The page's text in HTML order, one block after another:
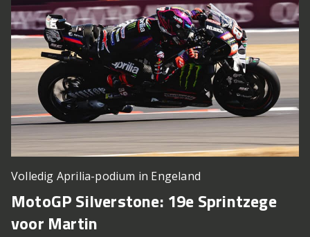
Volledig Aprilia-podium in Engeland
MotoGP Silverstone: 19e Sprintzege
voor Martin